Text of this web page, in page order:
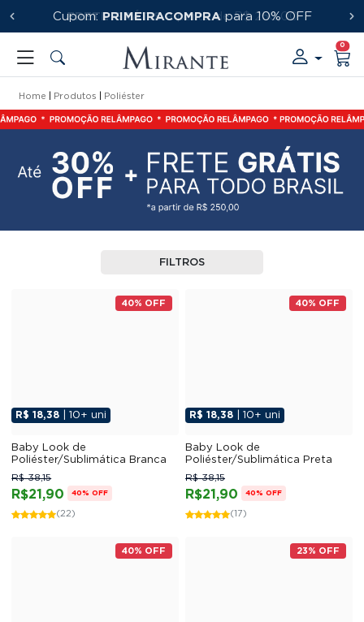
PRIMEIRACOMPRA
FRETE GRÁTISa partir de R$ 250,00
0
Home Produtos Poliéster
FILTROS
40% OFF
R$ 18,38 | 10+ uni
Baby Look de
Poliéster/Sublimática Branca
R$21,90
R$ 38,15
40% OFF
(22)
40% OFF
R$ 18,38 | 10+ uni
Baby Look de
Poliéster/Sublimática Preta
R$21,90
R$ 38,15
40% OFF
(17)
40% OFF 23% OFF